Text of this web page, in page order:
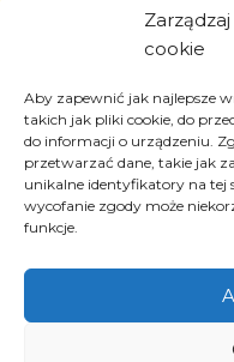
cookie
Aby zapewnić jak najlepsze
takich jak pliki cookie, do
do informacji o urządzeniu.
przetwarzać dane, takie jak
unikalne identyfikatory na tej
wycofanie zgody może
funkcje.